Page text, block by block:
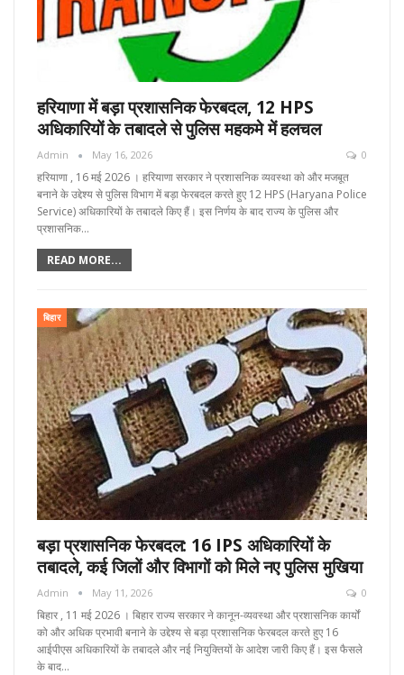
हरियाणा में बड़ा प्रशासनिक फेरबदल, 12 HPS
अधिकारियों के तबादले से पुलिस महकमे में हलचल
Admin May 16, 2026 0
हरियाणा , 16 मई 2026 । हरियाणा सरकार ने प्रशासनिक व्यवस्था को और मजबूत
बनाने के उद्देश्य से पुलिस विभाग में बड़ा फेरबदल करते हुए 12 HPS (Haryana Police
Service) अधिकारियों के तबादले किए हैं। इस निर्णय के बाद राज्य के पुलिस और
प्रशासनिक…
READ MORE...
बिहार
बड़ा प्रशासनिक फेरबदल: 16 IPS अधिकारियों के
तबादले, कई जिलों और विभागों को मिले नए पुलिस मुखिया
Admin May 11, 2026 0
बिहार , 11 मई 2026 । बिहार राज्य सरकार ने कानून-व्यवस्था और प्रशासनिक कार्यों
को और अधिक प्रभावी बनाने के उद्देश्य से बड़ा प्रशासनिक फेरबदल करते हुए 16
आईपीएस अधिकारियों के तबादले और नई नियुक्तियों के आदेश जारी किए हैं। इस फैसले
के बाद…